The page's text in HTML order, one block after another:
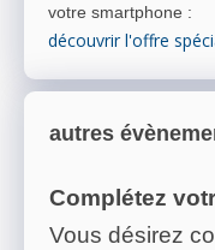
votre smartphone :
découvrir l'offre
autres
Complétez
Vous désirez